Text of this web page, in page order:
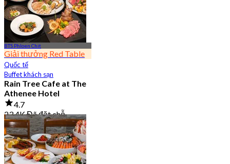
BTS Phloen Chit
Giải thưởng Red Table
Quốc tế
Buffet khách sạn
Rain Tree Cafe at The
Athenee Hotel
4.7
23.4K Đã đặt chỗ
Từ฿ 802